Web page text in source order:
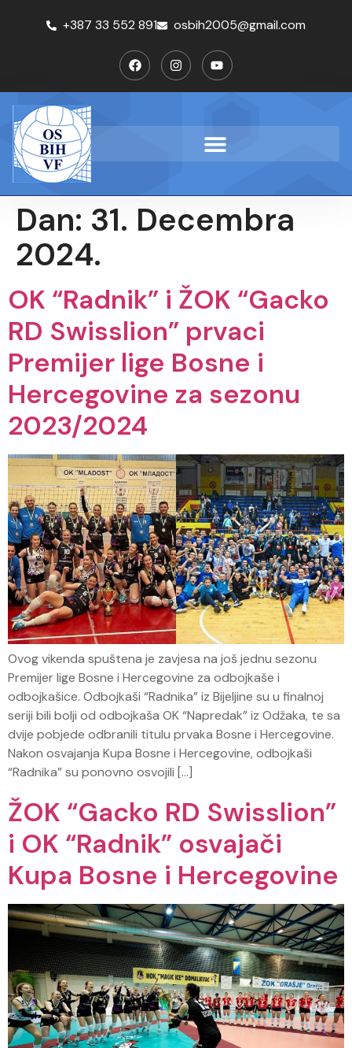
+387 33 552 891 osbih2005@gmail.com
Dan: 31. Decembra
2024.
OK “Radnik” i ŽOK “Gacko
RD Swisslion” prvaci
Premijer lige Bosne i
Hercegovine za sezonu
2023/2024
Ovog vikenda spuštena je zavjesa na još jednu sezonu
Premijer lige Bosne i Hercegovine za odbojkaše i
odbojkašice. Odbojkaši “Radnika” iz Bijeljine su u finalnoj
seriji bili bolji od odbojkaša OK “Napredak” iz Odžaka, te sa
dvije pobjede odbranili titulu prvaka Bosne i Hercegovine.
Nakon osvajanja Kupa Bosne i Hercegovine, odbojkaši
“Radnika” su ponovno osvojili […]
ŽOK “Gacko RD Swisslion”
i OK “Radnik” osvajači
Kupa Bosne i Hercegovine